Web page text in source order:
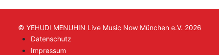
© YEHUDI MENUHIN Live Music Now München e.V. 2026
Datenschutz
Impressum